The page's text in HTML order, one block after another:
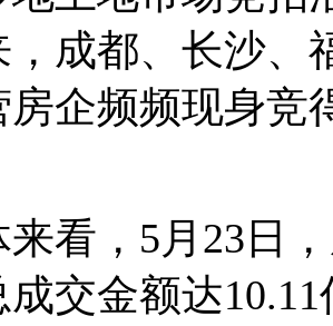
，成都、长沙、
房企频频现身竞
，5月23日，
成交金额达